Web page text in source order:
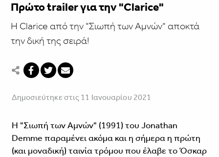
Πρώτο trailer για την "Clarice"
Η Clarice από την "Σιωπή των Αμνών" αποκτά
την δική της σειρά!
Δημοσιεύτηκε στις 11 Ιανουαρίου 2021
Η "Σιωπή των Αμνών" (1991) του Jonathan
Demme παραμένει ακόμα και η σήμερα η πρώτη
(και μοναδική) ταινία τρόμου που έλαβε το Όσκαρ